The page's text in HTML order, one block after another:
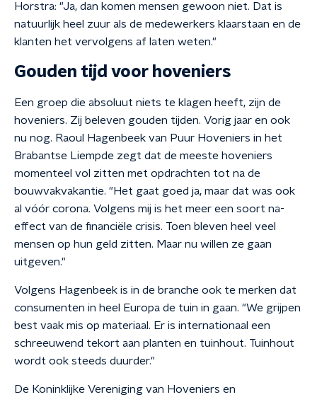
Horstra: "Ja, dan komen mensen gewoon niet. Dat is
natuurlijk heel zuur als de medewerkers klaarstaan en de
klanten het vervolgens af laten weten."
Gouden tijd voor hoveniers
Een groep die absoluut niets te klagen heeft, zijn de
hoveniers. Zij beleven gouden tijden. Vorig jaar en ook
nu nog. Raoul Hagenbeek van Puur Hoveniers in het
Brabantse Liempde zegt dat de meeste hoveniers
momenteel vol zitten met opdrachten tot na de
bouwvakvakantie. "Het gaat goed ja, maar dat was ook
al vóór corona. Volgens mij is het meer een soort na-
effect van de financiële crisis. Toen bleven heel veel
mensen op hun geld zitten. Maar nu willen ze gaan
uitgeven."
Volgens Hagenbeek is in de branche ook te merken dat
consumenten in heel Europa de tuin in gaan. "We grijpen
best vaak mis op materiaal. Er is internationaal een
schreeuwend tekort aan planten en tuinhout. Tuinhout
wordt ook steeds duurder."
De Koninklijke Vereniging van Hoveniers en